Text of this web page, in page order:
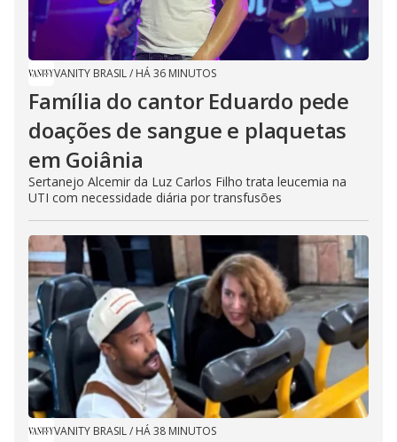
VANITY BRASIL/ HÁ 36 MINUTOS
Família do cantor Eduardo pede
doações de sangue e plaquetas
em Goiânia
Sertanejo Alcemir da Luz Carlos Filho trata leucemia na
UTI com necessidade diária por transfusões
VANITY BRASIL/ HÁ 38 MINUTOS